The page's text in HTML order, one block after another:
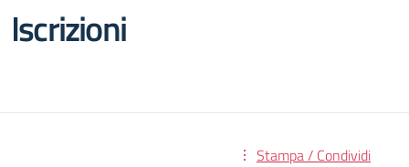
Iscrizioni
Stampa / Condividi